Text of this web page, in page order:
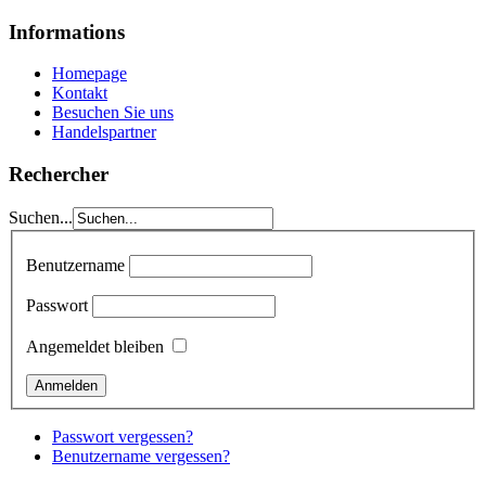
Informations
Homepage
Kontakt
Besuchen Sie uns
Handelspartner
Rechercher
Suchen...
Benutzername
Passwort
Angemeldet bleiben
Passwort vergessen?
Benutzername vergessen?